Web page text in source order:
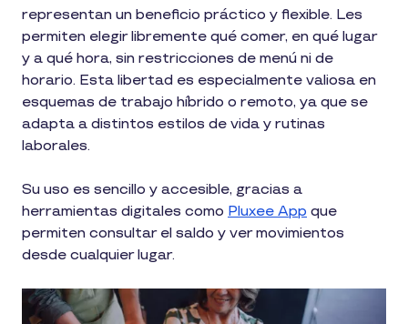
representan un beneficio práctico y flexible. Les
permiten elegir libremente qué comer, en qué lugar
y a qué hora, sin restricciones de menú ni de
horario. Esta libertad es especialmente valiosa en
esquemas de trabajo híbrido o remoto, ya que se
adapta a distintos estilos de vida y rutinas
laborales.
Su uso es sencillo y accesible, gracias a
herramientas digitales como Pluxee App que
permiten consultar el saldo y ver movimientos
desde cualquier lugar.